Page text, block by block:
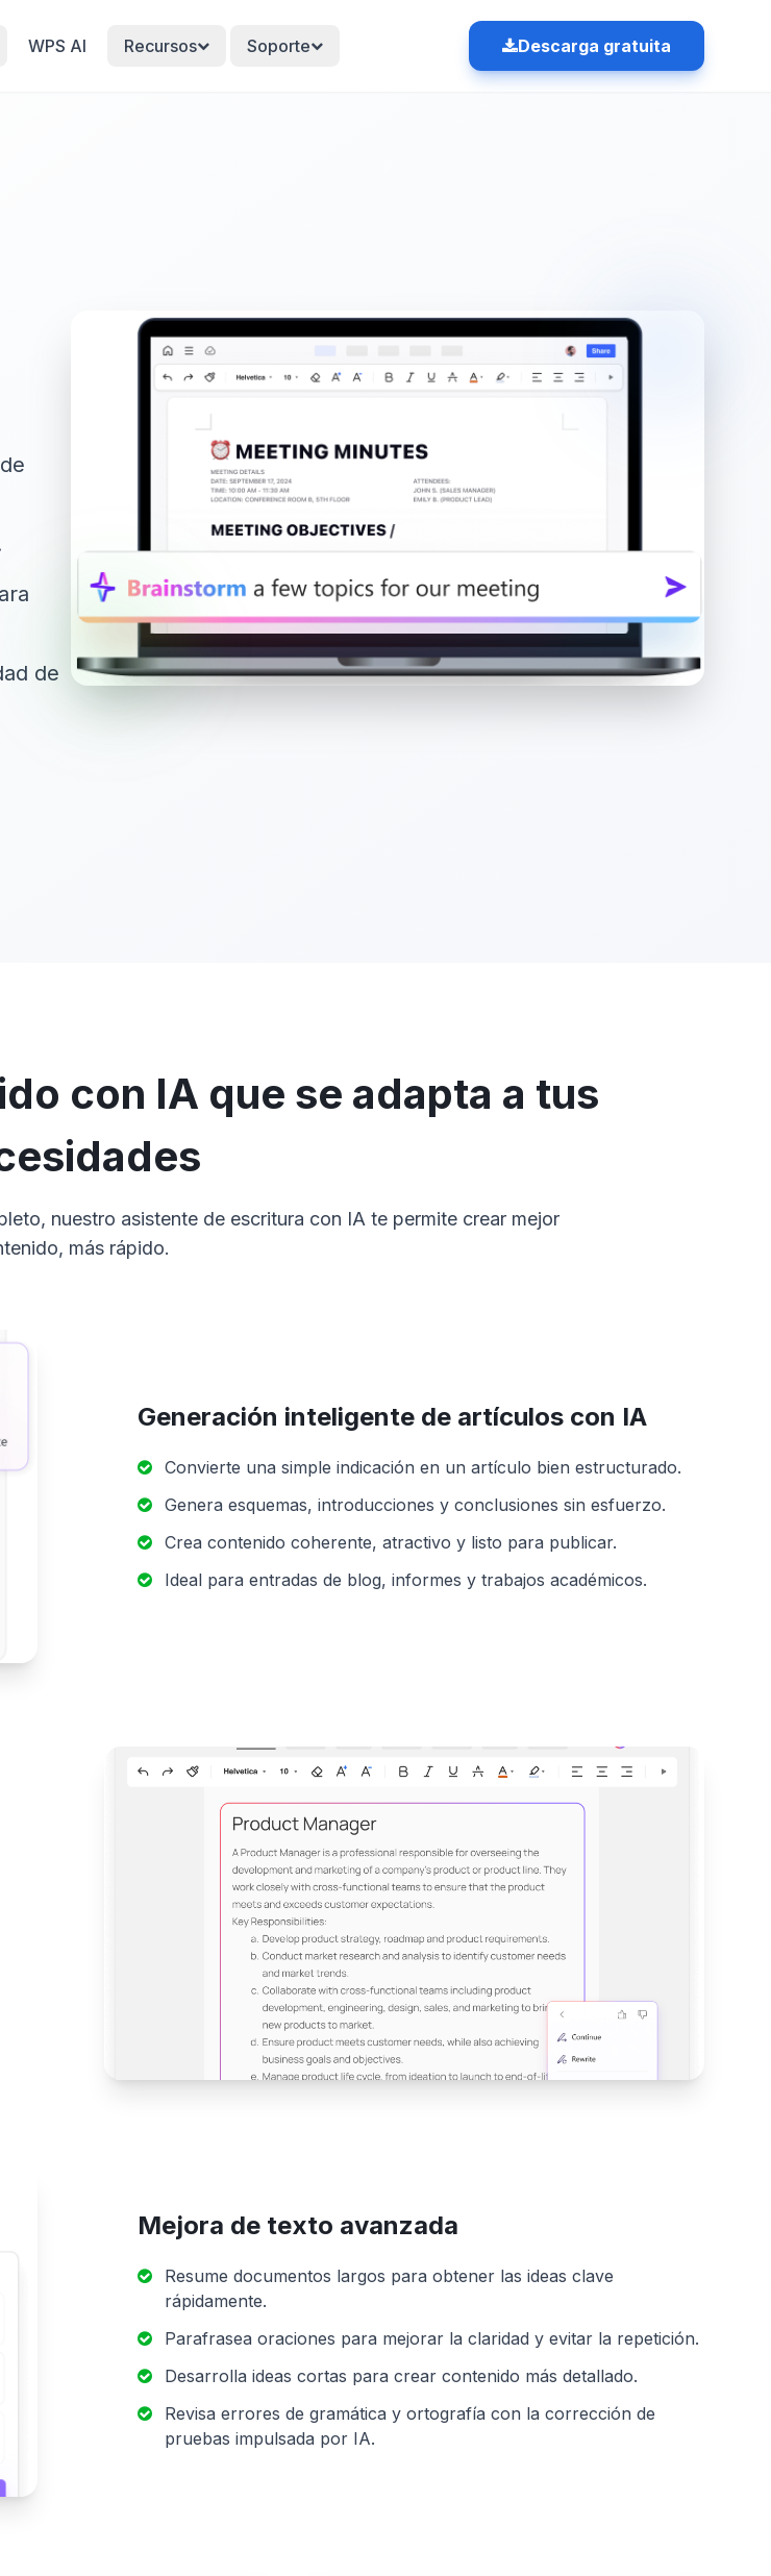
WPS AI Recursos Soporte Descarga gratuita
de
con IA que se adapta a tus
nuestro asistente de escritura con IA te permite crear mejor
más rápido.
Generación inteligente de artículos con IA
Convierte una simple indicación en un artículo bien estructurado.
Genera esquemas, introducciones y conclusiones sin esfuerzo.
Crea contenido coherente, atractivo y listo para publicar.
Ideal para entradas de blog, informes y trabajos académicos.
Mejora de texto avanzada
Resume documentos largos para obtener las ideas clave
rápidamente.
Parafrasea oraciones para mejorar la claridad y evitar la repetición.
Desarrolla ideas cortas para crear contenido más detallado.
Revisa errores de gramática y ortografía con la corrección de
pruebas impulsada por IA.